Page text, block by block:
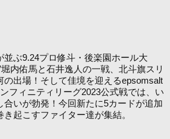
ぶ9.24プロ修斗・後楽園ホール大
内佑馬と石井逸人の一戦、北斗旗スリ
の出場！そして佳境を迎えるepsomsalt
フィニティリーグ2023公式戦では、い
合いが勃発！今回新たに5カードが追加
起こすファイター達が集結。